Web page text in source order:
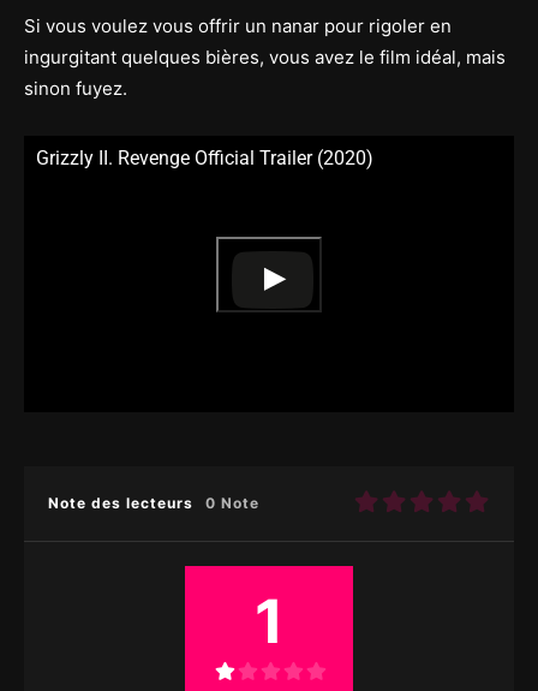
Si vous voulez vous offrir un nanar pour rigoler en
ingurgitant quelques bières, vous avez le film idéal, mais
sinon fuyez.
Grizzly II. Revenge Official Trailer (2020)
Note des lecteurs 0 Note
1